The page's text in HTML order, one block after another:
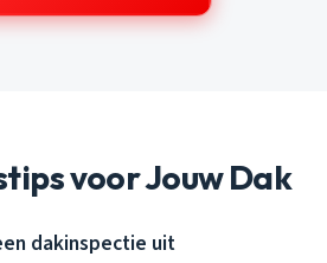
voor Jouw Dak
dakinspectie uit